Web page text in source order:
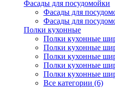
Фасады для посудомойки
Фасады для
Фасады для
Полки кухонные
Полки кухонные
Полки кухонные
Полки кухонные
Полки кухонные
Полки кухонные
Все категории (6)